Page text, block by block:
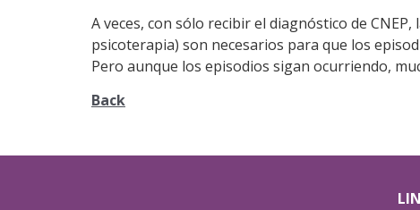
A veces, con sólo recibir el diagnóstico de
psicoterapia) son necesarios para que los
Pero aunque los episodios sigan ocurriendo,
Back